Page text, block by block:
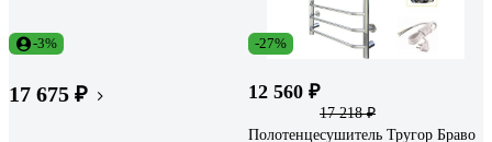
-3%
17 675 ₽
-27%
12 560 ₽
17 218 ₽
Полотенцесушитель Тругор Браво